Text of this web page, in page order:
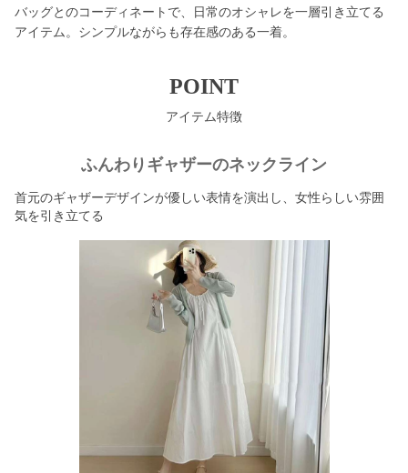
バッグとのコーディネートで、日常のオシャレを一層引き立てる
アイテム。シンプルながらも存在感のある一着。
POINT
アイテム特徴
ふんわりギャザーのネックライン
首元のギャザーデザインが優しい表情を演出し、女性らしい雰囲
気を引き立てる